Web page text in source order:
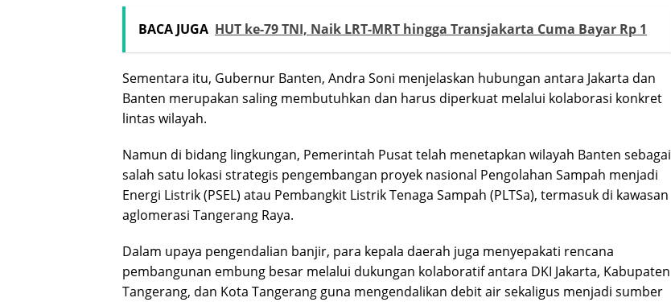
BACA JUGA HUT ke-79 TNI, Naik LRT-MRT hingga Transjakarta Cuma Bayar Rp 1
Sementara itu, Gubernur Banten, Andra Soni menjelaskan hubungan antara Jakarta dan
Banten merupakan saling membutuhkan dan harus diperkuat melalui kolaborasi konkret
lintas wilayah.
Namun di bidang lingkungan, Pemerintah Pusat telah menetapkan wilayah Banten sebagai
salah satu lokasi strategis pengembangan proyek nasional Pengolahan Sampah menjadi
Energi Listrik (PSEL) atau Pembangkit Listrik Tenaga Sampah (PLTSa), termasuk di kawasan
aglomerasi Tangerang Raya.
Dalam upaya pengendalian banjir, para kepala daerah juga menyepakati rencana
pembangunan embung besar melalui dukungan kolaboratif antara DKI Jakarta, Kabupaten
Tangerang, dan Kota Tangerang guna mengendalikan debit air sekaligus menjadi sumber